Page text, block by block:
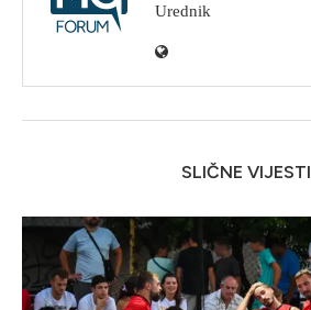
Urednik
SLIČNE VIJESTI